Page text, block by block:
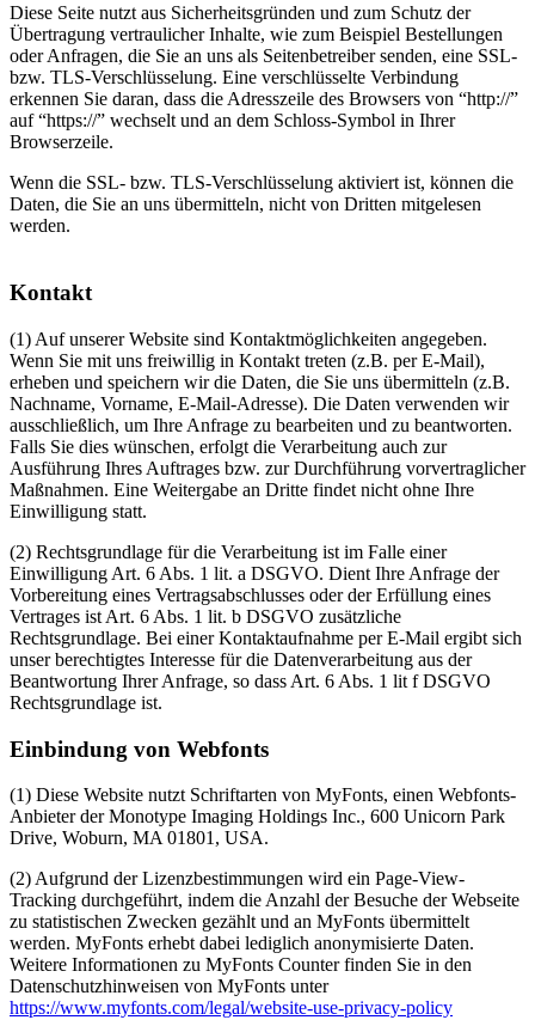
Diese Seite nutzt aus Sicherheitsgründen und zum Schutz der
Übertragung vertraulicher Inhalte, wie zum Beispiel Bestellungen
oder Anfragen, die Sie an uns als Seitenbetreiber senden, eine SSL-
bzw. TLS-Verschlüsselung. Eine verschlüsselte Verbindung
erkennen Sie daran, dass die Adresszeile des Browsers von “http://”
auf “https://” wechselt und an dem Schloss-Symbol in Ihrer
Browserzeile.
Wenn die SSL- bzw. TLS-Verschlüsselung aktiviert ist, können die
Daten, die Sie an uns übermitteln, nicht von Dritten mitgelesen
werden.
Kontakt
(1) Auf unserer Website sind Kontaktmöglichkeiten angegeben.
Wenn Sie mit uns freiwillig in Kontakt treten (z.B. per E-Mail),
erheben und speichern wir die Daten, die Sie uns übermitteln (z.B.
Nachname, Vorname, E-Mail-Adresse). Die Daten verwenden wir
ausschließlich, um Ihre Anfrage zu bearbeiten und zu beantworten.
Falls Sie dies wünschen, erfolgt die Verarbeitung auch zur
Ausführung Ihres Auftrages bzw. zur Durchführung vorvertraglicher
Maßnahmen. Eine Weitergabe an Dritte findet nicht ohne Ihre
Einwilligung statt.
(2) Rechtsgrundlage für die Verarbeitung ist im Falle einer
Einwilligung Art. 6 Abs. 1 lit. a DSGVO. Dient Ihre Anfrage der
Vorbereitung eines Vertragsabschlusses oder der Erfüllung eines
Vertrages ist Art. 6 Abs. 1 lit. b DSGVO zusätzliche
Rechtsgrundlage. Bei einer Kontaktaufnahme per E-Mail ergibt sich
unser berechtigtes Interesse für die Datenverarbeitung aus der
Beantwortung Ihrer Anfrage, so dass Art. 6 Abs. 1 lit f DSGVO
Rechtsgrundlage ist.
Einbindung von Webfonts
(1) Diese Website nutzt Schriftarten von MyFonts, einen Webfonts-
Anbieter der Monotype Imaging Holdings Inc., 600 Unicorn Park
Drive, Woburn, MA 01801, USA.
(2) Aufgrund der Lizenzbestimmungen wird ein Page-View-
Tracking durchgeführt, indem die Anzahl der Besuche der Webseite
zu statistischen Zwecken gezählt und an MyFonts übermittelt
werden. MyFonts erhebt dabei lediglich anonymisierte Daten.
Weitere Informationen zu MyFonts Counter finden Sie in den
Datenschutzhinweisen von MyFonts unter
https://www.myfonts.com/legal/website-use-privacy-policy